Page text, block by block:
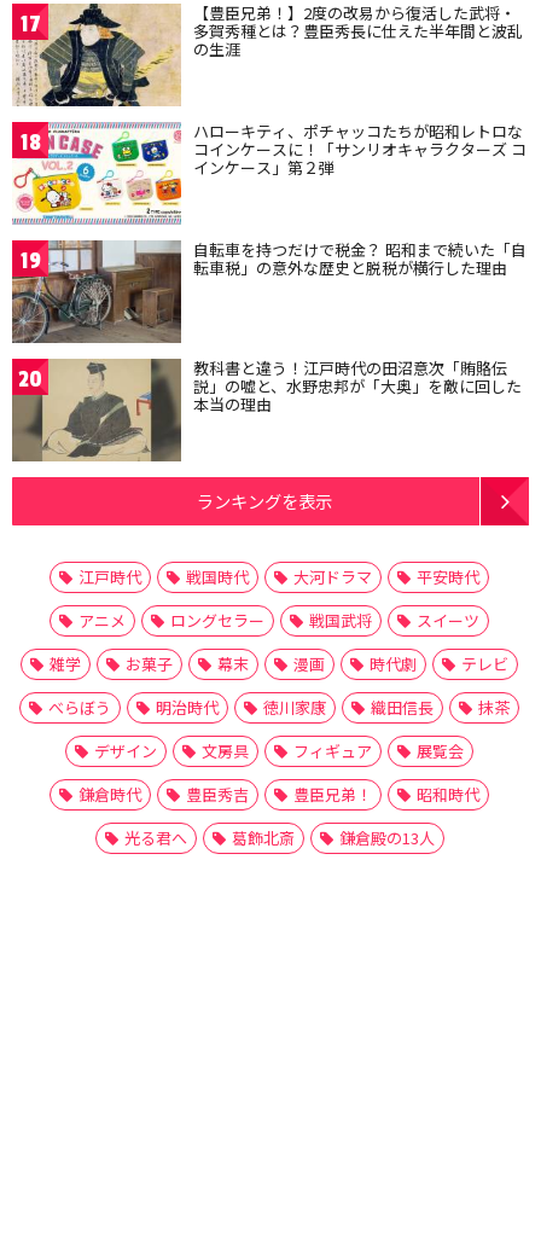
17 【豊臣兄弟！】2度の改易から復活した武将・
多賀秀種とは？豊臣秀長に仕えた半年間と波乱
の生涯
18 ハローキティ、ポチャッコたちが昭和レトロな
コインケースに！「サンリオキャラクターズ コ
インケース」第２弾
19 自転車を持つだけで税金？ 昭和まで続いた「自
転車税」の意外な歴史と脱税が横行した理由
20 教科書と違う！江戸時代の田沼意次「賄賂伝
説」の嘘と、水野忠邦が「大奥」を敵に回した
本当の理由
ランキングを表示
江戸時代 戦国時代 大河ドラマ
平安時代
アニメ
ロングセラー 戦国武将
スイーツ
雑学
お菓子 幕末 漫画 時代劇
テレビ
べらぼう
明治時代 徳川家康 織田信長
抹茶
デザイン
文房具 フィギュア
展覧会
鎌倉時代
豊臣秀吉 豊臣兄弟！
昭和時代
光る君へ
葛飾北斎 鎌倉殿の13人